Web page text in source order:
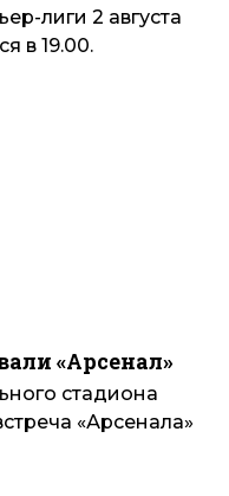
лиги 2 августа
в 19.00.
«Арсенал»
стадиона
«Арсенала»